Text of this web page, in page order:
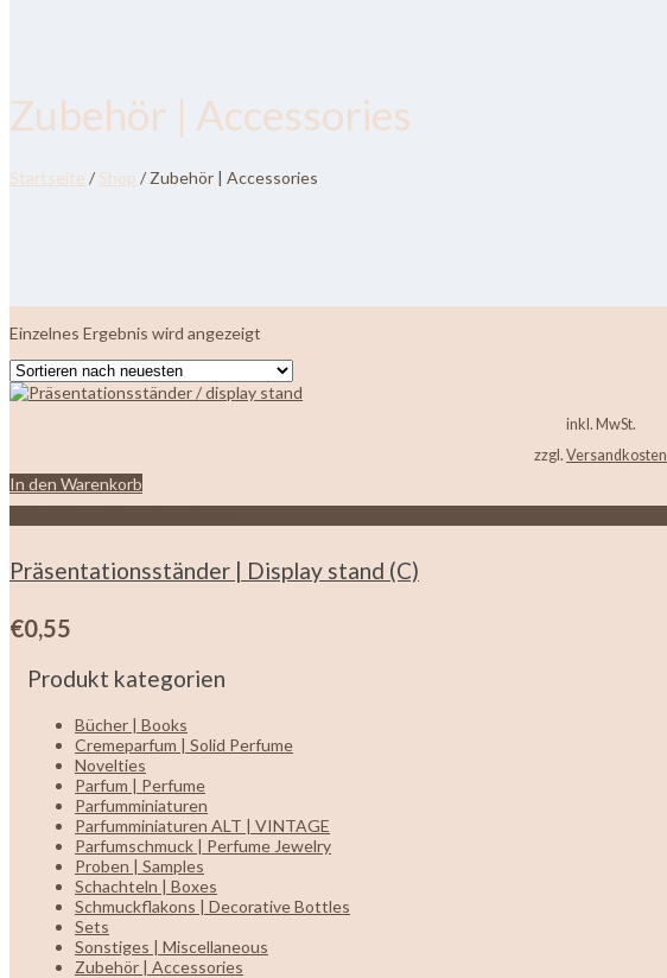
Zubehör | Accessories
Startseite / Shop / Zubehör | Accessories
Einzelnes Ergebnis wird angezeigt
inkl. MwSt.
zzgl. Versandkosten
In den Warenkorb
Präsentationsständer | Display stand (C)
€0,55
Produkt kategorien
Bücher | Books
Cremeparfum | Solid Perfume
Novelties
Parfum | Perfume
Parfumminiaturen
Parfumminiaturen ALT | VINTAGE
Parfumschmuck | Perfume Jewelry
Proben | Samples
Schachteln | Boxes
Schmuckflakons | Decorative Bottles
Sets
Sonstiges | Miscellaneous
Zubehör | Accessories